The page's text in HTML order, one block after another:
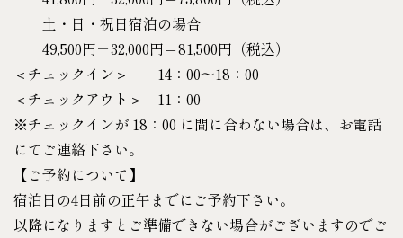
土・日・祝日宿泊の場合
49,500円＋32,000円＝81,500円（税込）
＜チェックイン＞ 14：00～18：00
＜チェックアウト＞ 11：00
※チェックインが 18：00 に間に合わない場合は、お電話
にてご連絡下さい。
【ご予約について】
宿泊日の4日前の正午までにご予約下さい。
以降になりますとご準備できない場合がございますのでご